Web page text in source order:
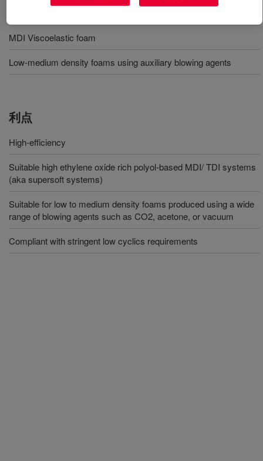
MDI Viscoelastic foam
Low-medium density foams using auxiliary blowing agents
利点
High-efficiency
Suitable high ethylene oxide rich polyol-based MDI/ TDI systems
(aka supersoft systems)
Suitable for low to medium density foams produced using a wide
range of blowing agents such as CO2, acetone, or vacuum
Compliant with stringent low cyclics requirements